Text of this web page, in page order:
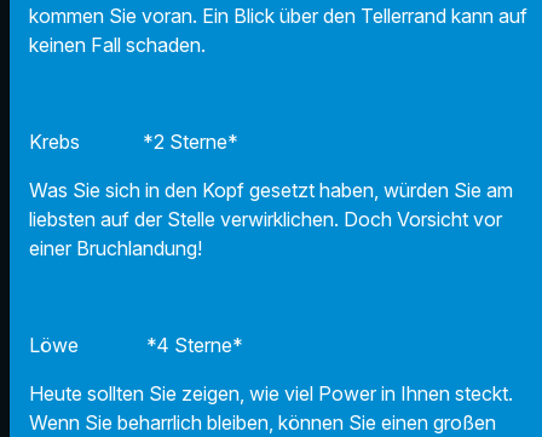
kommen Sie voran. Ein Blick über den Tellerrand kann auf
keinen Fall schaden.
Krebs *2 Sterne*
Was Sie sich in den Kopf gesetzt haben, würden Sie am
liebsten auf der Stelle verwirklichen. Doch Vorsicht vor
einer Bruchlandung!
Löwe *4 Sterne*
Heute sollten Sie zeigen, wie viel Power in Ihnen steckt.
Wenn Sie beharrlich bleiben, können Sie einen großen